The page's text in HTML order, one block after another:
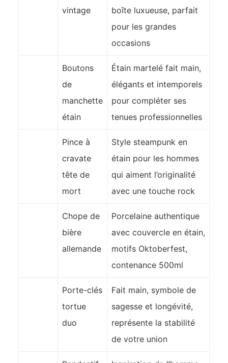
vintage
boîte luxueuse, parfait
pour les grandes
occasions
Boutons
de
manchette
étain
Étain martelé fait main,
élégants et intemporels
pour compléter ses
tenues professionnelles
Pince à
cravate
tête de
mort
Style steampunk en
étain pour les hommes
qui aiment l’originalité
avec une touche rock
Chope de
bière
allemande
Porcelaine authentique
avec couvercle en étain,
motifs Oktoberfest,
contenance 500ml
Porte-clés
tortue
duo
Fait main, symbole de
sagesse et longévité,
représente la stabilité
de votre union